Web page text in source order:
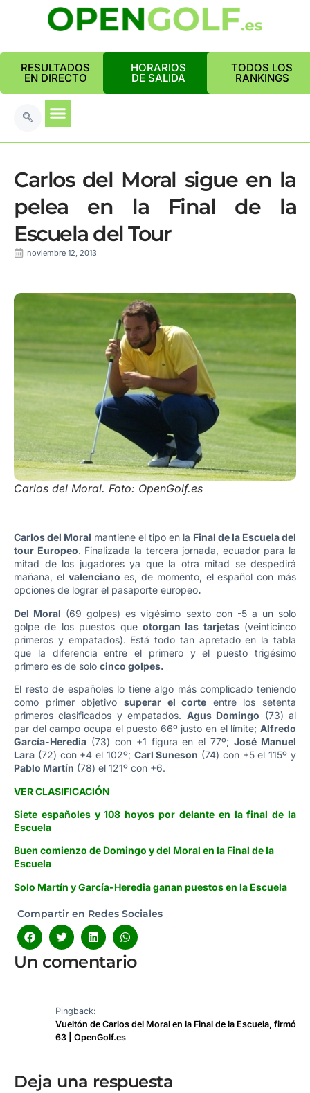
RESULTADOS
EN DIRECTO
HORARIOS
DE SALIDA
TODOS LOS
RANKINGS
Carlos del Moral sigue en la
pelea en la Final de la
Escuela del Tour
noviembre 12, 2013
Carlos del Moral. Foto: OpenGolf.es
Carlos del Moral mantiene el tipo en la Final de la Escuela del
tour Europeo. Finalizada la tercera jornada, ecuador para la
mitad de los jugadores ya que la otra mitad se despedirá
mañana, el valenciano es, de momento, el español con más
opciones de lograr el pasaporte europeo.
Del Moral (69 golpes) es vigésimo sexto con -5 a un solo
golpe de los puestos que otorgan las tarjetas(veinticinco
primeros y empatados). Está todo tan apretado en la tabla
que la diferencia entre el primero y el puesto trigésimo
primero es de solo cinco golpes.
El resto de españoles lo tiene algo más complicado teniendo
como primer objetivo superar el corte entre los setenta
primeros clasificados y empatados. Agus Domingo (73) al
par del campo ocupa el puesto 66º justo en el límite; Alfredo
García-Heredia (73) con +1 figura en el 77º;José Manuel
Lara (72) con +4 el 102º; Carl Suneson (74) con +5 el 115º y
Pablo Martín (78) el 121º con +6.
VER CLASIFICACIÓN
Siete españoles y 108 hoyos por delante en la final de la
Escuela
Buen comienzo de Domingo y del Moral en la Final de la
Escuela
Solo Martín y García-Heredia ganan puestos en la Escuela
Compartir en Redes Sociales
Un comentario
Pingback:
Vueltón de Carlos del Moral en la Final de la Escuela, firmó
63 | OpenGolf.es
Deja una respuesta